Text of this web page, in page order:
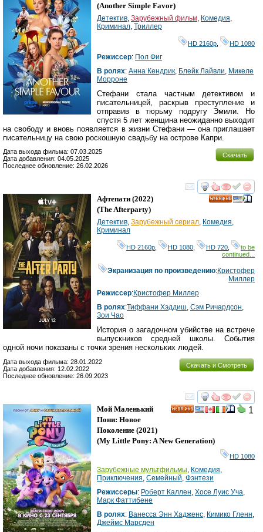
(Another Simple Favor)
Детектив Зарубежный фильм Комедия
Криминал Триллер
HD 2160р HD 1080
Режиссер: Пол Фиг
В ролях: Анна Кендрик Блейк Лайвли Микеле
Морроне
Стефани стала частным детективом и
писательницей, раскрыв преступление и
отправив в тюрьму подругу Эмили. Но
спустя 5 лет женщина неожиданно выходит
на свободу и вновь появляется в жизни Стефани — она приглашает
писательницу на свою роскошную свадьбу на острове Капри.
Скачать
Дата выхода фильма: 07.03.2025
Дата добавления: 04.05.2025
Последнее обновление: 26.02.2026
смотреть
Афтепати (2022)
(The Afterparty)
Детектив, Зарубежный сериал, Комедия,
Криминал
HD 2160р HD 1080 HD 720
to be
continued...
Экранизация по произведению:Кристофер
Миллер
Режиссер:Кристофер Миллер
В ролях:Тиффани Хэддиш, Сэм Ричардсон,
Зои Чао
История о загадочном убийстве на встрече
выпускников средней школы. События
одной ночи показаны с точки зрения нескольких людей.
Скачать и Смотреть
Дата выхода фильма: 28.01.2022
Дата добавления: 12.02.2022
Последнее обновление: 26.09.2023
смотреть
1
Мой Маленький
Пони: Новое
Поколение (2021)
(My Little Pony: A New Generation)
HD 1080
Зарубежные мультфильмы, Комедия,
Приключения, Семейный, Фэнтези
Режиссеры: Роберт Каллен, Хосе Луис Уча,
Марк Фаттибене
В ролях: Ванесса Энн Хадженс, Кимико Гленн,
Джеймс Марсден